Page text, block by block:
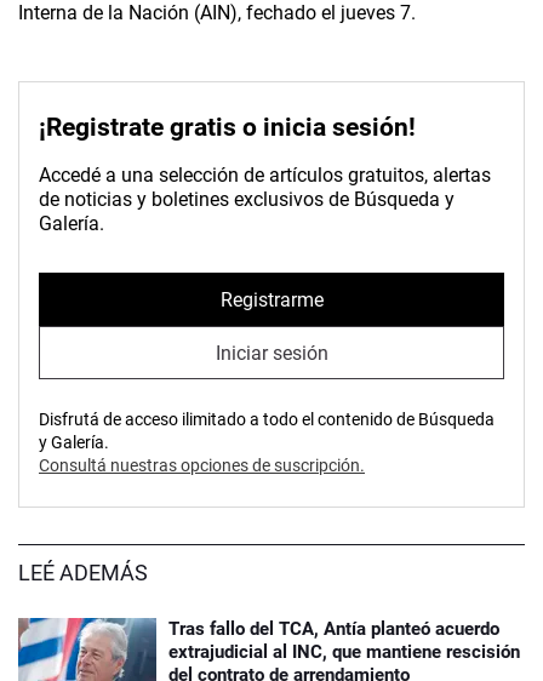
Interna de la Nación (AIN), fechado el jueves 7.
¡Registrate gratis o inicia sesión!
Accedé a una selección de artículos gratuitos, alertas
de noticias y boletines exclusivos de Búsqueda y
Galería.
Registrarme
Iniciar sesión
Disfrutá de acceso ilimitado a todo el contenido de Búsqueda
y Galería.
Consultá nuestras opciones de suscripción.
LEÉ ADEMÁS
Tras fallo del TCA, Antía planteó acuerdo
extrajudicial al INC, que mantiene rescisión
del contrato de arrendamiento